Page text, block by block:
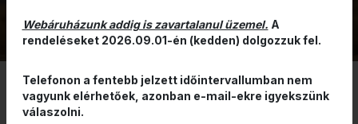
SZŰRÉS
Webáruházunk addig is zavartalanul üzemel. A
rendeléseket 2026.09.01-én (kedden) dolgozzuk fel.
Telefonon a fentebb jelzett időintervallumban nem
vagyunk elérhetőek, azonban e-mail-ekre igyekszünk
válaszolni.